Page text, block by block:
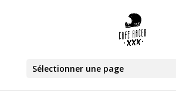
Sélectionner une page